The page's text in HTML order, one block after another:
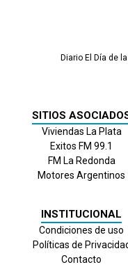
Diario El Día de
SITIOS
Viviendas La Plata
Exitos FM 99.1
FM La Redonda
Motores Argentinos
INSTITUCIONAL
Condiciones de uso
Políticas de
Contacto